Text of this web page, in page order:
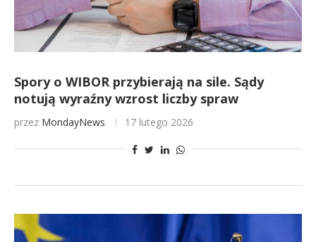
Spory o WIBOR przybierają na sile. Sądy
notują wyraźny wzrost liczby spraw
przez MondayNews 17 lutego 2026